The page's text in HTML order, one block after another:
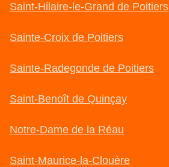
Saint-Hilaire-le-Grand de Poitiers
Sainte-Croix de Poitiers
Sainte-Radegonde de Poitiers
Saint-Benoît de Quinçay
Notre-Dame de la Réau
Saint-Maurice-la-Clouère